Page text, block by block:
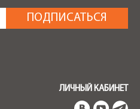
ЛИЧНЫЙ КАБИНЕТ